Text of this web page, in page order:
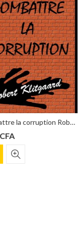
Combattre la corruption Robert Klitgaard